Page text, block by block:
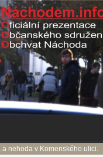
nehoda v Komenského ulici.